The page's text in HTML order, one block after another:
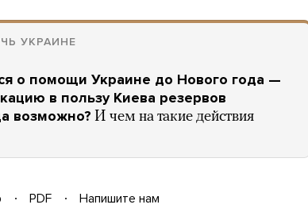
УКРАИНЕ
о помощи Украине до Нового года —
в пользу Киева резервов
возможно? И чем на такие действия
PDF
Напишите нам